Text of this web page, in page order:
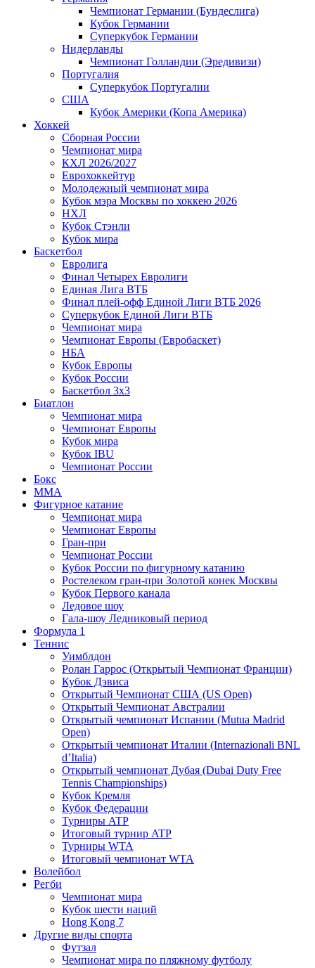
Чемпионат Германии (Бундеслига)
Кубок Германии
Суперкубок Германии
Нидерланды
Чемпионат Голландии (Эредивизи)
Португалия
Суперкубок Португалии
США
Кубок Америки (Копа Америка)
Хоккей
Сборная России
Чемпионат мира
КХЛ 2026/2027
Еврохоккейтур
Молодежный чемпионат мира
Кубок мэра Москвы по хоккею 2026
НХЛ
Кубок Стэнли
Кубок мира
Баскетбол
Евролига
Финал Четырех Евролиги
Единая Лига ВТБ
Финал плей-офф Единой Лиги ВТБ 2026
Суперкубок Единой Лиги ВТБ
Чемпионат мира
Чемпионат Европы (Евробаскет)
НБА
Кубок Европы
Кубок России
Баскетбол 3х3
Биатлон
Чемпионат мира
Чемпионат Европы
Кубок мира
Кубок IBU
Чемпионат России
Бокс
MMA
Фигурное катание
Чемпионат мира
Чемпионат Европы
Гран-при
Чемпионат России
Кубок России по фигурному катанию
Ростелеком гран-при Золотой конек Москвы
Кубок Первого канала
Ледовое шоу
Гала-шоу Ледниковый период
Формула 1
Теннис
Уимблдон
Ролан Гаррос (Открытый Чемпионат Франции)
Кубок Дэвиса
Открытый Чемпионат США (US Open)
Открытый Чемпионат Австралии
Открытый чемпионат Испании (Mutua Madrid
Open)
Открытый чемпионат Италии (Internazionali BNL
d’Italia)
Открытый чемпионат Дубая (Dubai Duty Free
Tennis Championships)
Кубок Кремля
Кубок Федерации
Турниры ATP
Итоговый турнир ATP
Турниры WTA
Итоговый чемпионат WTA
Волейбол
Регби
Чемпионат мира
Кубок шести наций
Hong Kong 7
Другие виды спорта
Футзал
Чемпионат мира по пляжному футболу